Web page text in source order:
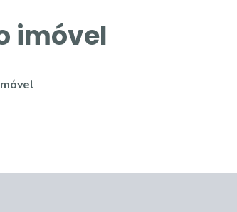
imóvel